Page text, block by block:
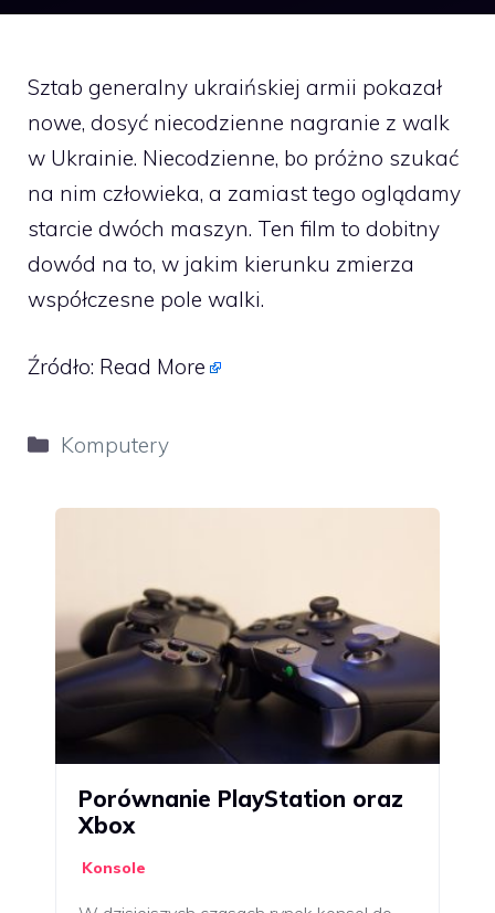
Sztab generalny ukraińskiej armii pokazał
nowe, dosyć niecodzienne nagranie z walk
w Ukrainie. Niecodzienne, bo próżno szukać
na nim człowieka, a zamiast tego oglądamy
starcie dwóch maszyn. Ten film to dobitny
dowód na to, w jakim kierunku zmierza
współczesne pole walki.
Źródło: Read More
Kategorie
Komputery
Porównanie PlayStation oraz
Xbox
Konsole